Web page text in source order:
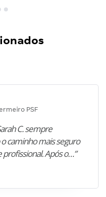
PSF
C. sempre
caminho mais seguro
Após o…”